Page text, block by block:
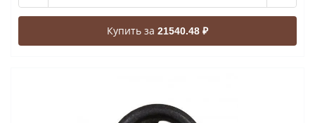
Купить за 21540.48 ₽